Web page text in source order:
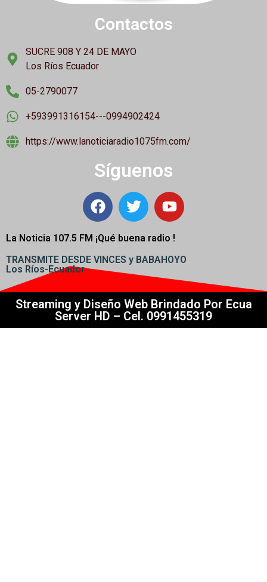
Contactos
SUCRE 908 Y 24 DE MAYO
Los Ríos Ecuador
05-2790077
+593991316154---0994902424
https://www.lanoticiaradio1075fm.com/
Síguenos
La Noticia 107.5 FM ¡Qué buena radio !
TRANSMITE DESDE VINCES y BABAHOYO
Los Ríos-Ecuador
Streaming y Diseño Web Brindado Por Ecua
Server HD – Cel. 0991455319